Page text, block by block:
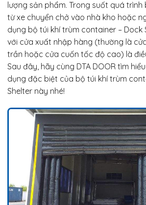
lượng sản phẩm. Trong suốt quá
từ xe chuyển chở vào nhà kho hoặc
dụng bộ túi khí trùm container – Dock
với cửa xuất nhập hàng (thường là
trần hoặc cửa cuốn tốc độ cao) là
Sau đây, hãy cùng DTA DOOR tìm
dụng đặc biệt của bộ túi khí trùm
Shelter này nhé!